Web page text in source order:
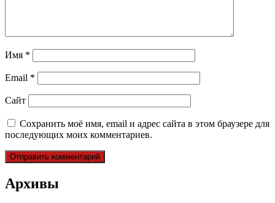
Имя *
Email *
Сайт
Сохранить моё имя, email и адрес сайта в этом браузере для
последующих моих комментариев.
Архивы